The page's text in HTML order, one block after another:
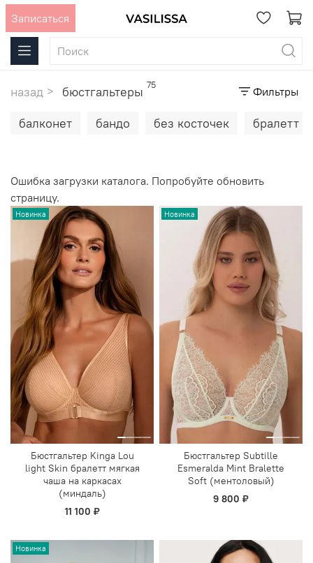
Записаться
назад бюстгальтеры 75
Фильтры
балконет бандо без косточек бралетт
Ошибка загрузки каталога. Попробуйте обновить
страницу.
Новинка
Бюстгальтер Kinga Lou
light Skin бралетт мягкая
чаша на каркасах
(миндаль)
11 100 ₽
Новинка
Бюстгальтер Subtille
Esmeralda Mint Bralette
Soft (ментоловый)
9 800 ₽
Новинка